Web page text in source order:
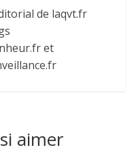
de laqvt.fr
et
aimer